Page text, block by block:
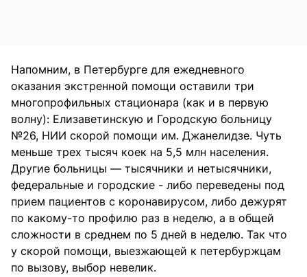
Напомним, в Петербурге для ежедневного
оказания экстренной помощи оставили три
многопрофильных стационара (как и в первую
волну): Елизаветинскую и Городскую больницу
№26, НИИ скорой помощи им. Джанелидзе. Чуть
меньше трех тысяч коек на 5,5 млн населения.
Другие больницы — тысячники и нетысячники,
федеральные и городские - либо переведены под
прием пациентов с коронавирусом, либо дежурят
по какому-то профилю раз в неделю, а в общей
сложности в среднем по 5 дней в неделю. Так что
у скорой помощи, выезжающей к петербуржцам
по вызову, выбор невелик.